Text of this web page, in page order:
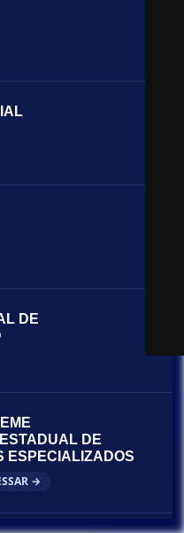
DE
DE
ESPECIALIZADOS
→